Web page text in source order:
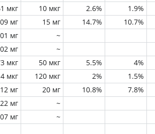
мкг 10 мкг 2.6% 1.9%
мг 15 мг 14.7% 10.7%
мг
~
мг
~
мкг 50 мкг 5.5% 4%
мкг 120 мкг 2% 1.5%
мг 20 мг 10.8% 7.8%
мг
~
мг ~